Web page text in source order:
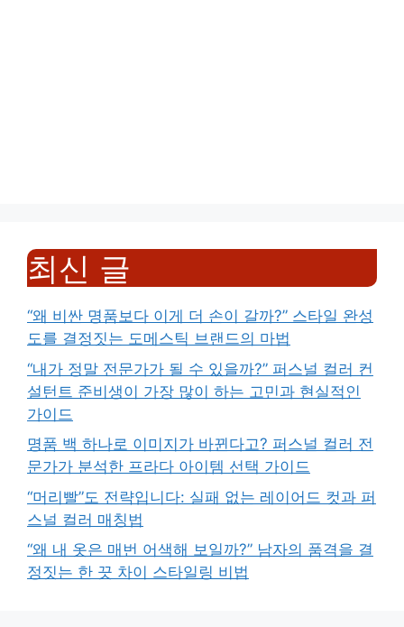
최신 글
“왜 비싼 명품보다 이게 더 손이 갈까?” 스타일 완성
도를 결정짓는 도메스틱 브랜드의 마법
“내가 정말 전문가가 될 수 있을까?” 퍼스널 컬러 컨
설턴트 준비생이 가장 많이 하는 고민과 현실적인
가이드
명품 백 하나로 이미지가 바뀐다고? 퍼스널 컬러 전
문가가 분석한 프라다 아이템 선택 가이드
“머리빨”도 전략입니다: 실패 없는 레이어드 컷과 퍼
스널 컬러 매칭법
“왜 내 옷은 매번 어색해 보일까?” 남자의 품격을 결
정짓는 한 끗 차이 스타일링 비법